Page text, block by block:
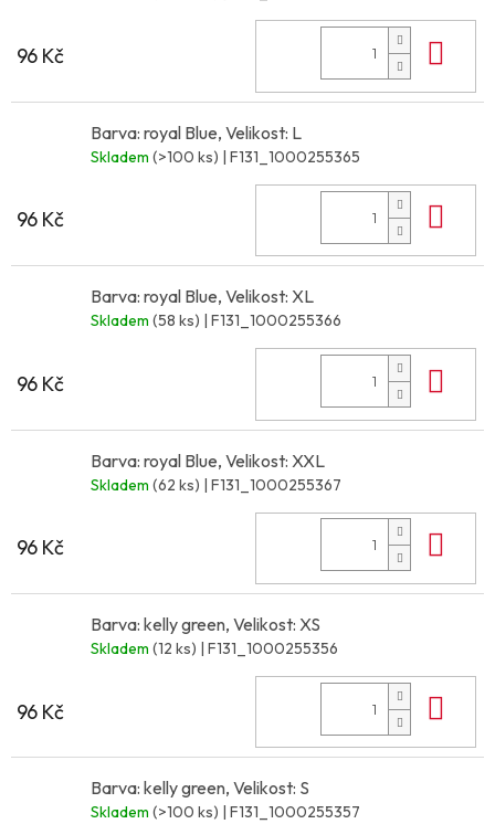
96 Kč
Barva: royal Blue, Velikost: L
Skladem (>100 ks) | F131_1000255365
96 Kč
Barva: royal Blue, Velikost: XL
Skladem (58 ks) | F131_1000255366
96 Kč
Barva: royal Blue, Velikost: XXL
Skladem (62 ks) | F131_1000255367
96 Kč
Barva: kelly green, Velikost: XS
Skladem (12 ks) | F131_1000255356
96 Kč
Barva: kelly green, Velikost: S
Skladem (>100 ks) | F131_1000255357